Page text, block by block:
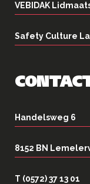
VEBIDAK
Safety Culture
Handelsweg 6
8152 BN
T (0572) 37 13 01